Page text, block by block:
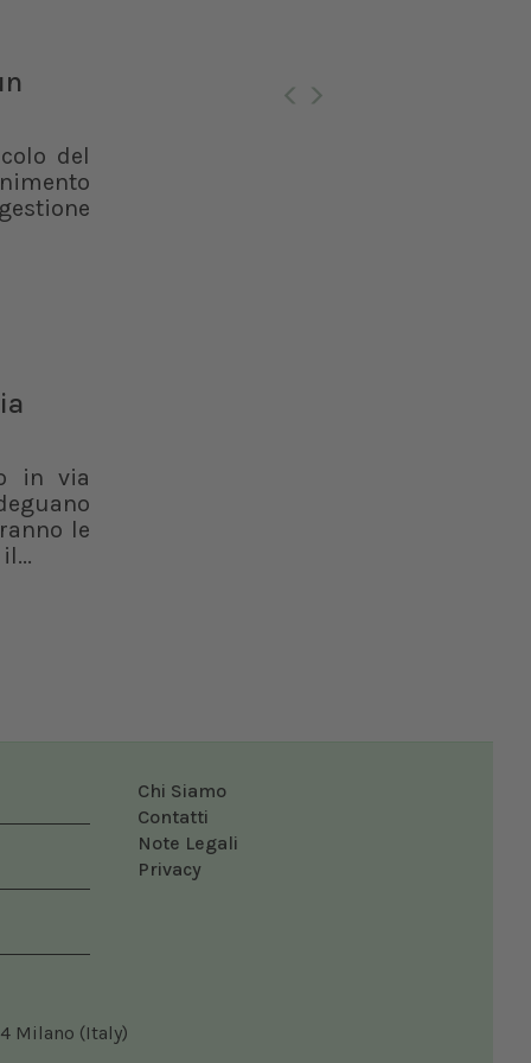
del
in via
le
Chi Siamo
Contatti
Note Legali
Privacy
Milano (Italy)